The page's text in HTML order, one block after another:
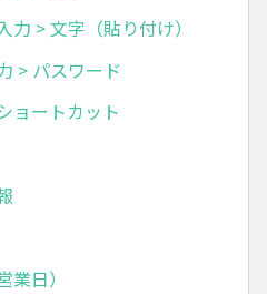
> 文字（貼り付け）
> パスワード
ョートカット
日）